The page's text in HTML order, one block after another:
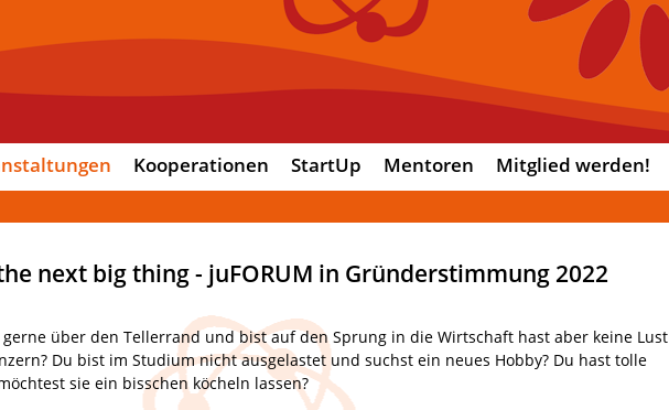
Kooperationen StartUp Mentoren Mitglied werden!
next big thing - juFORUM in Gründerstimmung 2022
gerne über den Tellerrand und bist auf den Sprung in die Wirtschaft hast aber keine Lust
Du bist im Studium nicht ausgelastet und suchst ein neues Hobby? Du hast tolle
sie ein bisschen köcheln lassen?